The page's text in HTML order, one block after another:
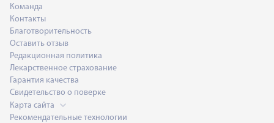
Команда
Контакты
Благотворительность
Оставить отзыв
Редакционная политика
Лекарственное страхование
Гарантия качества
Свидетельство о поверке
Карта сайта
Рекомендательные технологии